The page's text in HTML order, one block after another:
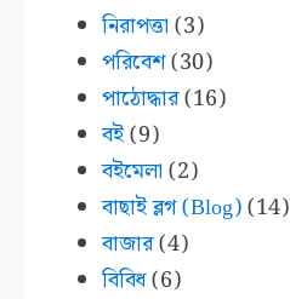
নিরাপত্তা (3)
পরিবেশ(30)
পাঠোদ্ধার(16)
বই(9)
বইমেলা (2)
বাছাই ব্লগ (Blog)(14)
বাজার(4)
বিবিধ(6)